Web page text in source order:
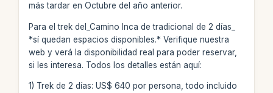
más tardar en Octubre del año anterior.
Para el trek del_Camino Inca de tradicional de 2 días_
*sí quedan espacios disponibles.* Verifique nuestra
web y verá la disponibilidad real para poder reservar,
si les interesa. Todos los detalles están aquí:
1) Trek de 2 días: US$ 640 por persona, todo incluido